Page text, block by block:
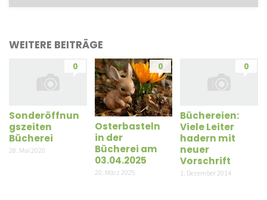
WEITERE BEITRÄGE
0
Sonderöffnun
gszeiten
Bücherei
28. Mai 2020
0
Osterbasteln
in der
Bücherei am
03.04.2025
20. März 2025
0
Büchereien:
Viele Leiter
hadern mit
neuer
Vorschrift
1. Dezember 2014